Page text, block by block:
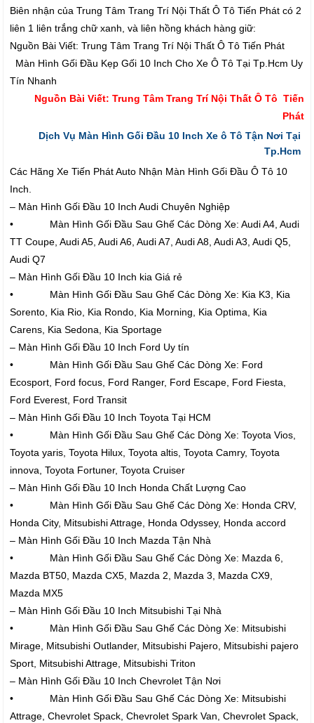
Biên nhận của Trung Tâm Trang Trí Nội Thất Ô Tô Tiến Phát có 2
liên 1 liên trắng chữ xanh, và liên hồng khách hàng giữ:
Nguồn Bài Viết: Trung Tâm Trang Trí Nội Thất Ô Tô Tiến Phát
Màn Hình Gối Đầu Kẹp Gối 10 Inch Cho Xe Ô Tô Tại Tp.Hcm Uy
Tín Nhanh
Nguồn Bài Viết: Trung Tâm Trang Trí Nội Thất Ô Tô Tiến
Phát
Dịch Vụ Màn Hình Gối Đầu 10 Inch Xe ô Tô Tận Nơi Tại
Tp.Hcm
Các Hãng Xe Tiến Phát Auto Nhận Màn Hình Gối Đầu Ô Tô 10
Inch.
– Màn Hình Gối Đầu 10 Inch Audi Chuyên Nghiệp
• Màn Hình Gối Đầu Sau Ghế Các Dòng Xe: Audi A4, Audi
TT Coupe, Audi A5, Audi A6, Audi A7, Audi A8, Audi A3, Audi Q5,
Audi Q7
– Màn Hình Gối Đầu 10 Inch kia Giá rẻ
• Màn Hình Gối Đầu Sau Ghế Các Dòng Xe: Kia K3, Kia
Sorento, Kia Rio, Kia Rondo, Kia Morning, Kia Optima, Kia
Carens, Kia Sedona, Kia Sportage
– Màn Hình Gối Đầu 10 Inch Ford Uy tín
• Màn Hình Gối Đầu Sau Ghế Các Dòng Xe: Ford
Ecosport, Ford focus, Ford Ranger, Ford Escape, Ford Fiesta,
Ford Everest, Ford Transit
– Màn Hình Gối Đầu 10 Inch Toyota Tại HCM
• Màn Hình Gối Đầu Sau Ghế Các Dòng Xe: Toyota Vios,
Toyota yaris, Toyota Hilux, Toyota altis, Toyota Camry, Toyota
innova, Toyota Fortuner, Toyota Cruiser
– Màn Hình Gối Đầu 10 Inch Honda Chất Lượng Cao
• Màn Hình Gối Đầu Sau Ghế Các Dòng Xe: Honda CRV,
Honda City, Mitsubishi Attrage, Honda Odyssey, Honda accord
– Màn Hình Gối Đầu 10 Inch Mazda Tận Nhà
• Màn Hình Gối Đầu Sau Ghế Các Dòng Xe: Mazda 6,
Mazda BT50, Mazda CX5, Mazda 2, Mazda 3, Mazda CX9,
Mazda MX5
– Màn Hình Gối Đầu 10 Inch Mitsubishi Tại Nhà
• Màn Hình Gối Đầu Sau Ghế Các Dòng Xe: Mitsubishi
Mirage, Mitsubishi Outlander, Mitsubishi Pajero, Mitsubishi pajero
Sport, Mitsubishi Attrage, Mitsubishi Triton
– Màn Hình Gối Đầu 10 Inch Chevrolet Tận Nơi
• Màn Hình Gối Đầu Sau Ghế Các Dòng Xe: Mitsubishi
Attrage, Chevrolet Spack, Chevrolet Spark Van, Chevrolet Spack,